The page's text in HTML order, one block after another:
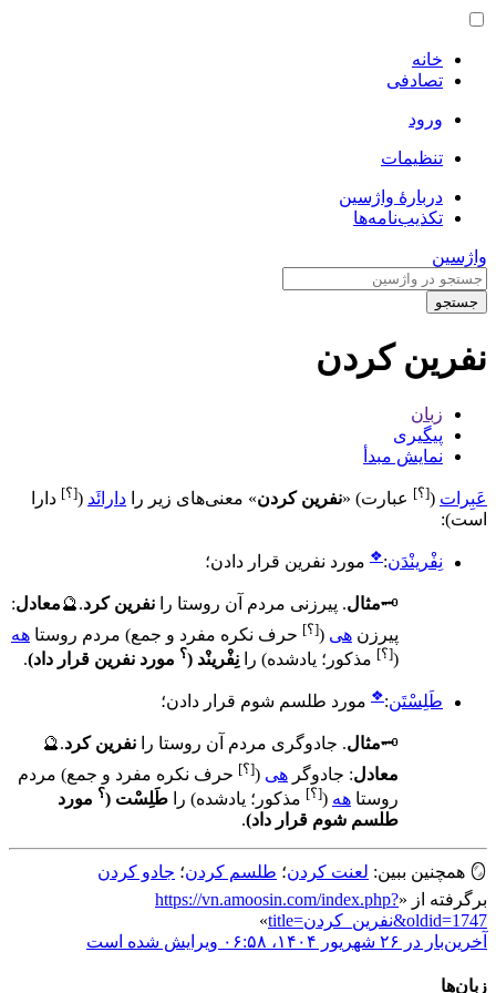
خانه
تصادفی
ورود
تنظیمات
دربارهٔ واژسین
تکذیب‌نامه‌ها
واژسین
جستجو
نفرین کردن
زبان
پیگیری
نمایش مبدأ
عَبِرات ([؟] عبارت)
«نفرین کردن» معنی‌های زیر را دارائَد ([؟] دارا
است)
:
نِفْرینْدَن:
❖ مورد نفرین قرار دادن؛
🗝️مثال. پیرزنی مردم آن روستا را نفرین کرد.
🔮معادل:
پیرزن هی ([؟] حرف نکره مفرد و جمع) مردم روستا هه
([؟] مذکور؛ یادشده) را نِفْرینْد (؟ مورد نفرین قرار داد)
.
طَلِسْتَن:
❖ مورد طلسم شوم قرار دادن؛
🗝️مثال. جادوگری مردم آن روستا را نفرین کرد.
🔮
معادل: جادوگر هی ([؟] حرف نکره مفرد و جمع) مردم
روستا هه ([؟] مذکور؛ یادشده) را طَلِسْت (؟ مورد
طلسم شوم قرار داد)
.
🪞 همچنین ببین: لعنت کردن؛ طلسم کردن؛ جادو کردن
برگرفته از «https://vn.amoosin.com/index.php?
title=نفرین_کردن&oldid=1747
»
آخرین‌بار در ‏۲۶ شهریور ۱۴۰۴، ‏۰۶:۵۸ ویرایش شده است
زبان‌ها